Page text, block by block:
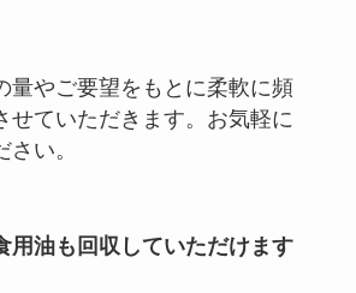
量やご要望をもとに柔軟に頻
せていただきます。お気軽に
さい。
用油も回収していただけます